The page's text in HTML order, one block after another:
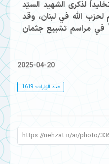
لذكرى الشهيد السيّد
لحزب الله في لبنان، وقد
في مراسم تشييع جثمان
2025-04-20
عدد الزيارات: 1619